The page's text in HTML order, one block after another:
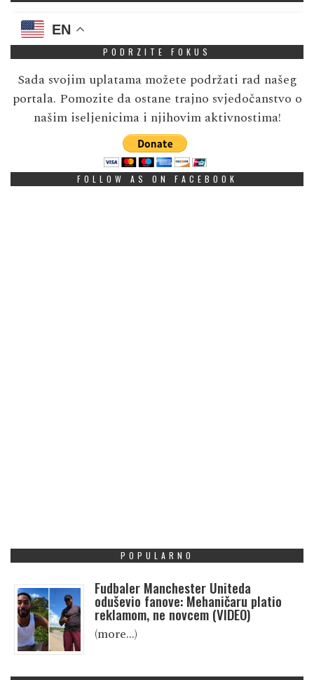
EN
PODRZITE FOKUS
Sada svojim uplatama možete podržati rad našeg
portala. Pomozite da ostane trajno svjedočanstvo o
našim iseljenicima i njihovim aktivnostima!
FOLLOW AS ON FACEBOOK
POPULARNO
Fudbaler Manchester Uniteda
oduševio fanove: Mehaničaru platio
reklamom, ne novcem (VIDEO)
(more…)